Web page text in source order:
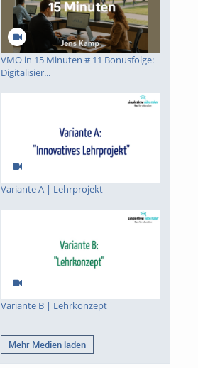
VMO in 15 Minuten # 11 Bonusfolge:
Digitalisier...
Variante A | Lehrprojekt
Variante B | Lehrkonzept
Mehr Medien laden